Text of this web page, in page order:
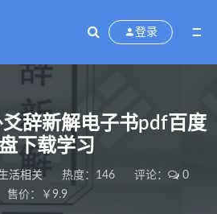
登录
辞新解电子书pdf百度
下载学习
活相关 热度：146 评论：
0
售价：￥9.9